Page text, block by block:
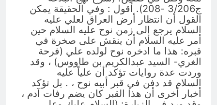
ج3/206 -208). أقول : وفي الحقيقة يمكن
القول أن انتظار أرض العراق لعلي عليه
السلام يرجع إلى زمن نوح عليه السلام حين
أمر عليه السلام أن ينقش على صخرة في
قبره: هذا ما ادخره نوح لولده علي (فرحة
الغري- السيد عبدالكريم بن طاووس) ، وقد
وردت عدة روايات تؤكد أن علياً عليه
السلام قد دفن في قبر أبيه نوح ، . بل تؤكد
أخبار أخرى أن هذا القبر كان يضم رفات آدم ،